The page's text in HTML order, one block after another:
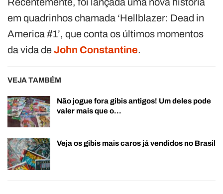
em quadrinhos chamada ‘Hellblazer: Dead in
America #1’, que conta os últimos momentos
da vida deJohn Constantine.
VEJA TAMBÉM
Não jogue fora gibis antigos! Um deles pode
valer mais que o…
Veja os gibis mais caros já vendidos no Brasil